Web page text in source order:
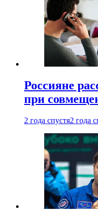
Россияне
при
2 года спустя2 года